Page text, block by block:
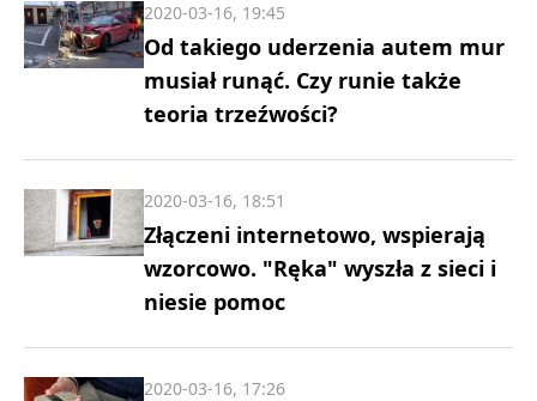
Od takiego uderzenia autem mur
musiał runąć. Czy runie także
teoria trzeźwości?
2020-03-16, 19:45
Złączeni internetowo, wspierają
wzorcowo. "Ręka" wyszła z sieci i
niesie pomoc
2020-03-16, 18:51
2020-03-16, 17:26